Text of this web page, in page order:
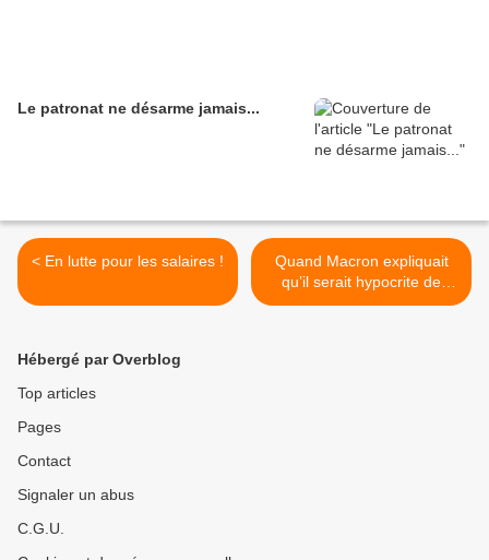
Le patronat ne désarme jamais...
< En lutte pour les salaires !
Quand Macron expliquait
qu’il serait hypocrite de
repousser l’âge légal de la
Hébergé par Overblog
Top articles
Pages
Contact
Signaler un abus
C.G.U.